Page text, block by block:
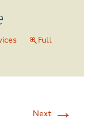
Full
Next →